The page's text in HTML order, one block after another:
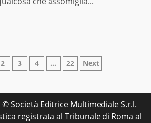
2 3 4 … 22 Next
© Società Editrice Multimediale S.r.l.
registrata al Tribunale di Roma al